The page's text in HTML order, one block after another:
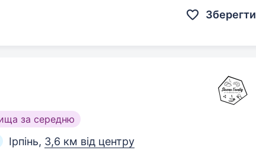
Зберегти
за середню
Ірпінь, 3,6 км від центру